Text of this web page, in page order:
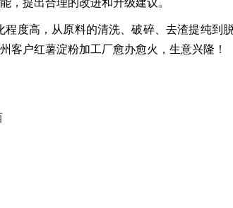
，提出合理的改进和升级建议。
度高，从原料的清洗、破碎、去渣提纯到
客户红薯淀粉加工厂愈办愈火，生意兴隆！